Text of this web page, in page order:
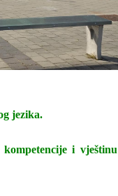
jezika.
i vještinu